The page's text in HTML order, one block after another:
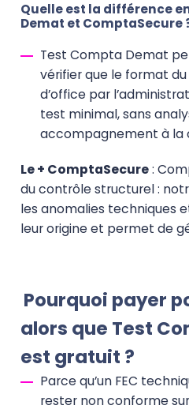
Quelle est la différence
Demat et ComptaSecure
Test Compta Demat
vérifier que le format
d’office par
test minimal, sans
accompagnement à la
Le + ComptaSecure:
du contrôle structurel :
les anomalies techniques
leur origine et permet de
Pourquoi payer
alors que Test
est gratuit ?
Parce qu’un FEC
rester non conforme